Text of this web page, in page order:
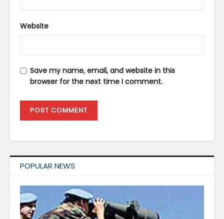
Website
Save my name, email, and website in this
browser for the next time I comment.
POPULAR NEWS